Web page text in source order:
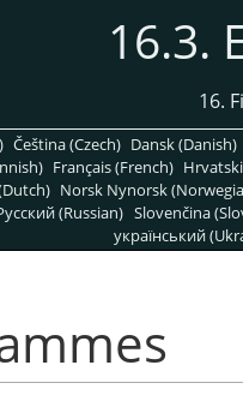
16.3.
16.
Čeština (Czech) Dansk (Danish)
Français (French)
Norsk Nynorsk
(Russian) Slovenčina
український